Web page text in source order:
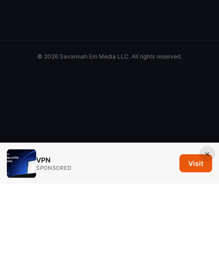
×
VPN
SPONSORED
Visit
© 2026 Savannah Em Media LLC. All rights reserved.